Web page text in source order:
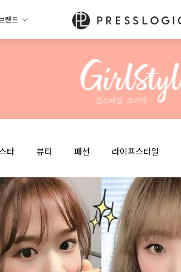
랜드
타 뷰티 패션 라이프스타일